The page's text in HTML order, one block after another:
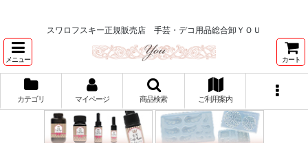
スワロフスキー正規販売店 手芸・デコ用品総合卸ＹＯＵ
メニュー カート
カテゴリ マイページ 商品検索 ご利用案内